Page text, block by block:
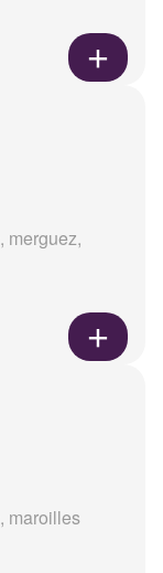
merguez,
maroilles